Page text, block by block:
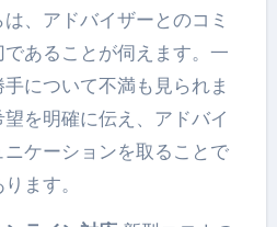
、アドバイザーとのコミ
あることが伺えます。一
について不満も見られま
を明確に伝え、アドバイ
ケーションを取ることで
ます。